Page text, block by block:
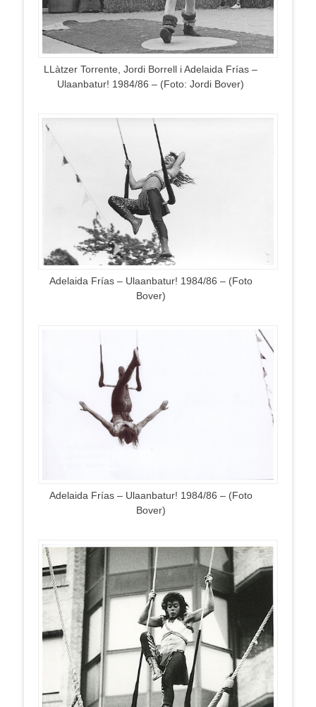
LLàtzer Torrente, Jordi Borrell i Adelaida Frías –
Ulaanbatur! 1984/86 – (Foto: Jordi Bover)
Adelaida Frías – Ulaanbatur! 1984/86 – (Foto
Bover)
Adelaida Frías – Ulaanbatur! 1984/86 – (Foto
Bover)